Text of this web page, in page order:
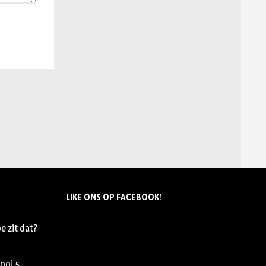
zit dat?
LIKE ONS OP FACEBOOK!